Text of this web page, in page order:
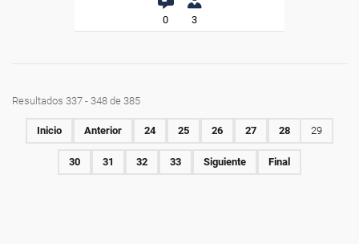
0 3
Resultados 337 - 348 de 385
Inicio Anterior 24 25 26 27 28 29
30 31 32 33 Siguiente Final